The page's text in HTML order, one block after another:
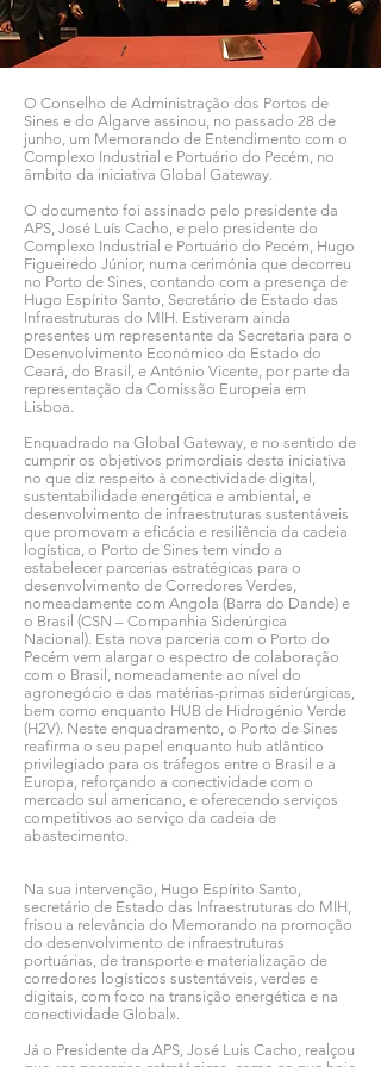
O Conselho de Administração dos Portos de
Sines e do Algarve assinou, no passado 28 de
junho, um Memorando de Entendimento com o
Complexo Industrial e Portuário do Pecém, no
âmbito da iniciativa Global Gateway.
O documento foi assinado pelo presidente da
APS, José Luís Cacho, e pelo presidente do
Complexo Industrial e Portuário do Pecém, Hugo
Figueiredo Júnior, numa cerimónia que decorreu
no Porto de Sines, contando com a presença de
Hugo Espírito Santo, Secretário de Estado das
Infraestruturas do MIH. Estiveram ainda
presentes um representante da Secretaria para o
Desenvolvimento Económico do Estado do
Ceará, do Brasil, e António Vicente, por parte da
representação da Comissão Europeia em
Lisboa.
Enquadrado na Global Gateway, e no sentido de
cumprir os objetivos primordiais desta iniciativa
no que diz respeito à conectividade digital,
sustentabilidade energética e ambiental, e
desenvolvimento de infraestruturas sustentáveis
que promovam a eficácia e resiliência da cadeia
logística, o Porto de Sines tem vindo a
estabelecer parcerias estratégicas para o
desenvolvimento de Corredores Verdes,
nomeadamente com Angola (Barra do Dande) e
o Brasil (CSN – Companhia Siderúrgica
Nacional). Esta nova parceria com o Porto do
Pecém vem alargar o espectro de colaboração
com o Brasil, nomeadamente ao nível do
agronegócio e das matérias-primas siderúrgicas,
bem como enquanto HUB de Hidrogénio Verde
(H2V). Neste enquadramento, o Porto de Sines
reafirma o seu papel enquanto hub atlântico
privilegiado para os tráfegos entre o Brasil e a
Europa, reforçando a conectividade com o
mercado sul americano, e oferecendo serviços
competitivos ao serviço da cadeia de
abastecimento.
Na sua intervenção, Hugo Espírito Santo,
secretário de Estado das Infraestruturas do MIH,
frisou a relevância do Memorando na promoção
do desenvolvimento de infraestruturas
portuárias, de transporte e materialização de
corredores logísticos sustentáveis, verdes e
digitais, com foco na transição energética e na
conectividade Global».
Já o Presidente da APS, José Luis Cacho, realçou